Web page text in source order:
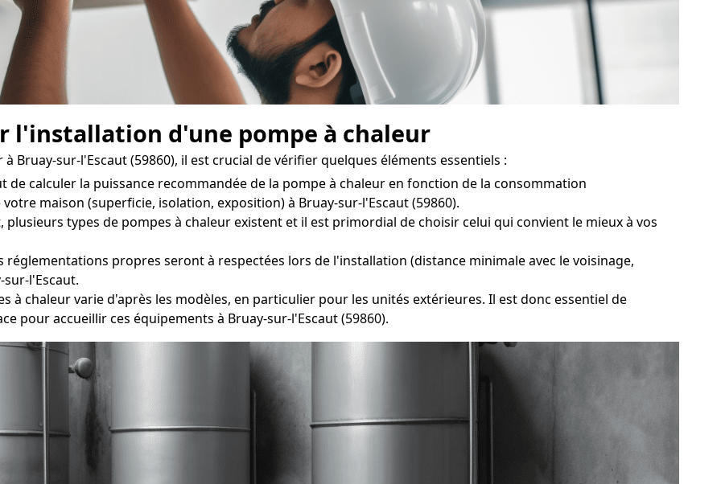
l'installation d'une pompe à chaleur
Bruay-sur-l'Escaut (59860), il est crucial de vérifier quelques éléments essentiels :
calculer la puissance recommandée de la pompe à chaleur en fonction de la consommation
maison (superficie, isolation, exposition) à Bruay-sur-l'Escaut (59860).
types de pompes à chaleur existent et il est primordial de choisir celui qui convient le mieux à vos
réglementations propres seront à respectées lors de l'installation (distance minimale avec le voisinage,
l'Escaut.
à chaleur varie d'après les modèles, en particulier pour les unités extérieures. Il est donc essentiel de
pour accueillir ces équipements à Bruay-sur-l'Escaut (59860).